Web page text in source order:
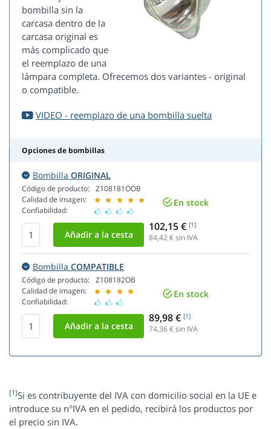
bombilla sin la
carcasa dentro de la
carcasa original es
más complicado que
el reemplazo de una
lámpara completa. Ofrecemos dos variantes - original
o compatible.
VIDEO - reemplazo de una bombilla suelta
Opciones de bombillas
Bombilla ORIGINAL
Código de producto:
Calidad de imagen:
Confiabilidad:
Z108181OOB
En stock
102,15 € [1]
84,42€ sin IVA
Bombilla COMPATIBLE
Código de producto:
Calidad de imagen:
Confiabilidad:
Z108182OB
En stock
89,98 € [1]
74,36€ sin IVA
[1]Si es contribuyente del IVA con domicilio social en la UE e
introduce su n°IVA en el pedido, recibirá los productos por
el precio sin IVA.